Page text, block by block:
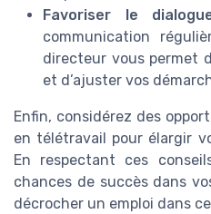
Favoriser le
communication
directeur vous permet
et d’ajuster vos
Enfin, considérez des
en télétravail pour élargir
En respectant ces
chances de succès dans
décrocher un emploi dans